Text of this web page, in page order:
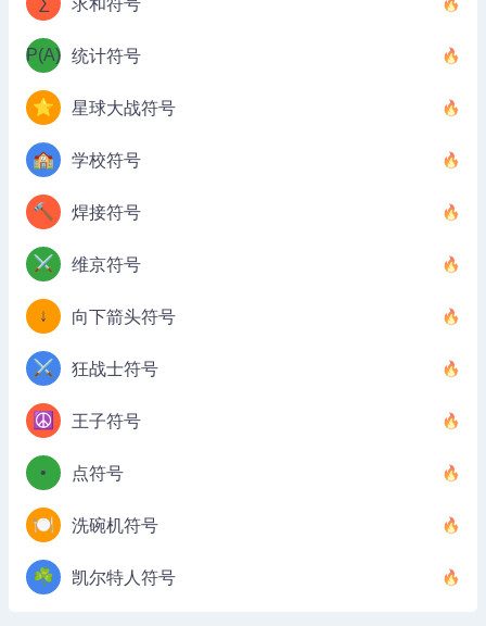
P(A) 统计符号
⭐ 星球大战符号
🏫 学校符号
🔨 焊接符号
⚔️ 维京符号
↓ 向下箭头符号
⚔️ 狂战士符号
☮️ 王子符号
• 点符号
🍽️ 洗碗机符号
☘️ 凯尔特人符号